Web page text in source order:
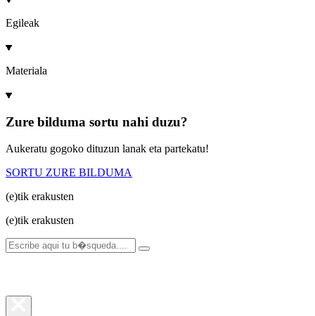
Egileak
Materiala
Zure bilduma sortu nahi duzu?
Aukeratu gogoko dituzun lanak eta partekatu!
SORTU ZURE BILDUMA
(e)tik erakusten
(e)tik erakusten